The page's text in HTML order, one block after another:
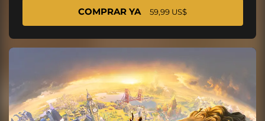
COMPRAR YA 59,99 US$